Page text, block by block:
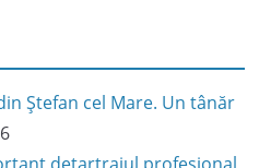
Ștefan cel Mare. Un tânăr